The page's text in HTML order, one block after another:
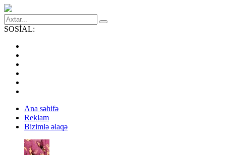
SOSİAL:
Ana səhifə
Reklam
Bizimlə əlaqə